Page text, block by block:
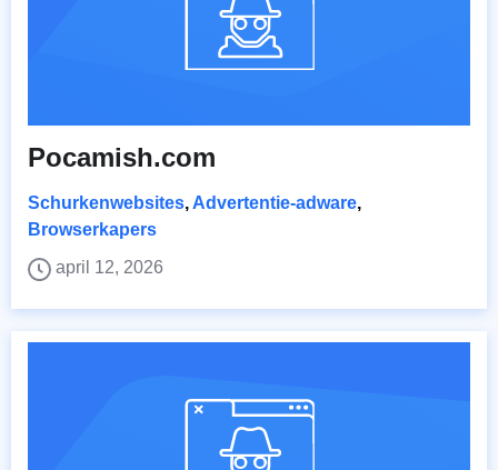
Pocamish.com
Schurkenwebsites, Advertentie-adware,
Browserkapers
april 12, 2026